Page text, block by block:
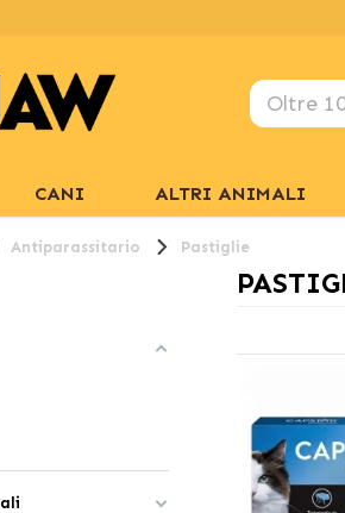
CANI ALTRI ANIMALI
Antiparassitario Pastiglie